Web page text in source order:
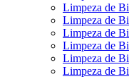
Limpeza de
Limpeza de
Limpeza de
Limpeza de
Limpeza de
Limpeza de